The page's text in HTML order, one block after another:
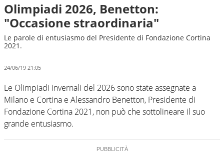
Olimpiadi 2026, Benetton:
"Occasione straordinaria"
Le parole di entusiasmo del Presidente di Fondazione Cortina
2021.
24/06/19 21:05
Le Olimpiadi invernali del 2026 sono state assegnate a
Milano e Cortina e Alessandro Benetton, Presidente di
Fondazione Cortina 2021, non può che sottolineare il suo
grande entusiasmo.